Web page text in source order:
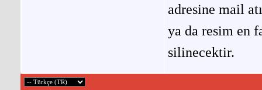
adresine mail
ya da resim en
silinecektir.